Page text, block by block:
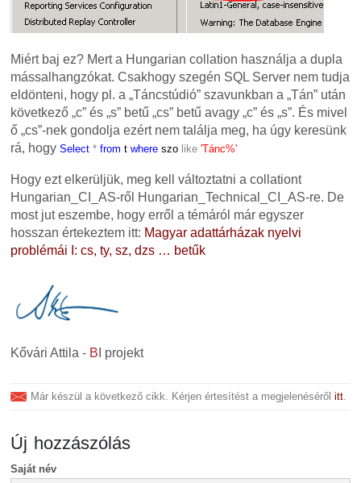
Miért baj ez? Mert a Hungarian collation használja a dupla
mássalhangzókat. Csakhogy szegén SQL Server nem tudja
eldönteni, hogy pl. a „Táncstúdió” szavunkban a „Tán” után
következő „c” és „s” betű „cs” betű avagy „c” és „s”. És mivel
ő „cs”-nek gondolja ezért nem találja meg, ha úgy keresünk
rá, hogySelect *from twhere szo like 'Tánc%'
Hogy ezt elkerüljük, meg kell változtatni a collationt
Hungarian_CI_AS-ről Hungarian_Technical_CI_AS-re. De
most jut eszembe, hogy erről a témáról már egyszer
hosszan értekeztem itt: Magyar adattárházak nyelvi
problémái I: cs, ty, sz, dzs … betűk
Kővári Attila - B I projekt
Már készül a következő cikk. Kérjen értesítést a megjelenésérőlitt.
Új hozzászólás
Saját név